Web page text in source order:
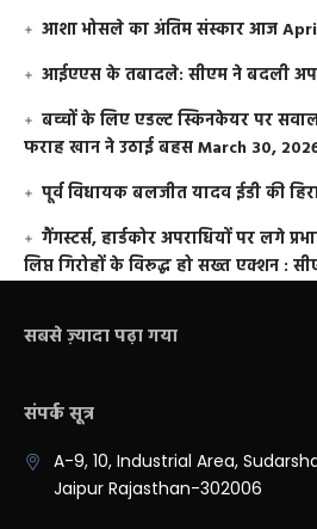
आशा भोसले का अंतिम संस्कार आज
आईएएस के तबादले: सीएम ने बदली
बच्चों के लिए एडल्ट स्किनकेयर पर
फराह खान ने उठाई बहसMarch 30,
पूर्व विधायक बलजीत यादव ईडी की
गैंगस्टर्स, हार्डकोर अपराधियों पर लगे
लिप्त गिरोहों के विरूद्ध हो सख्त एक्शन :
सबसे ज़्यादा पढ़ा गया
संपर्क सूत्र
A-9, 10, Industrial Area,
Jaipur Rajasthan-302006